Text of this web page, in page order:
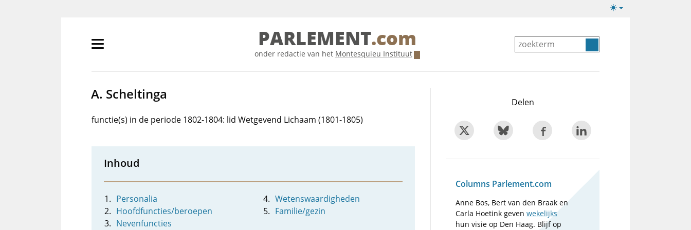
Lichte/donkere
Primair
tonen/verbergen
PARLEMENT.com
onder redactie van het Montesquieu Instituut
A. Scheltinga
functie(s) in de periode 1802-1804: lid Wetgevend Lichaam (1801-1805)
Inhoud
Personalia
Hoofdfuncties/beroepen
Nevenfuncties
Wetenswaardigheden
Familie/gezin
Delen
Columns Parlement.com
Anne Bos, Bert van den Braak en
Carla Hoetink gevenwekelijks
hun visie op Den Haag. Blijf op